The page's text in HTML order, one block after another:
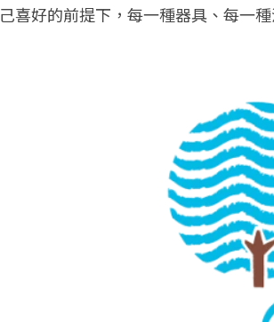
喜好的前提下，每一種器具、每一